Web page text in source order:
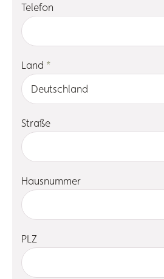
Telefon
Land *
Straße
Hausnummer
PLZ